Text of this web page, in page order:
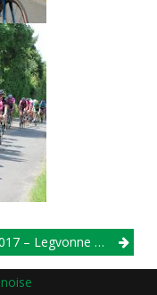
Legvonne (41) – 2/3/j